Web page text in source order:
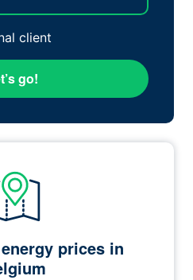
client
go!
prices in